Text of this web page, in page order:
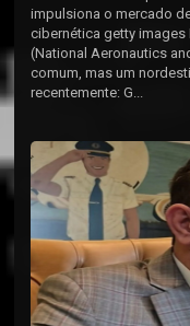
impulsiona o mercado
cibernética getty images
(National Aeronautics
comum, mas um
recentemente: G...